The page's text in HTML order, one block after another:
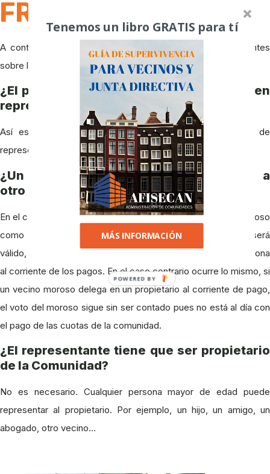
FRECUENTES
A continuación, incluimos algunas de las preguntas frecuentes
sobre la representación en las Juntas de Vecinos.
¿El presidente y/o el Administrador pueden
representar a otros propietarios?
Así es. El presidente y el Administrador pueden ejercer de
representante de otros vecinos.
¿Un vecino moroso puede representar a
otro propietario?
En el caso de que el propietario ausente escoja al vecino moroso
como su representante, se debe saber que ese voto si será
válido, puesto que el moroso está representando a una persona
al corriente de los pagos. En el caso contrario ocurre lo mismo, si
un vecino moroso delega en un propietario al corriente de pago,
el voto del moroso sigue sin ser contado pues no está al día con
el pago de las cuotas de la comunidad.
¿El representante tiene que ser propietario
de la Comunidad?
No es necesario. Cualquier persona mayor de edad puede
representar al propietario. Por ejemplo, un hijo, un amigo, un
abogado, otro vecino…
Tenemos un libro GRATIS para tí
MÁS INFORMACIÓN
POWERED BY